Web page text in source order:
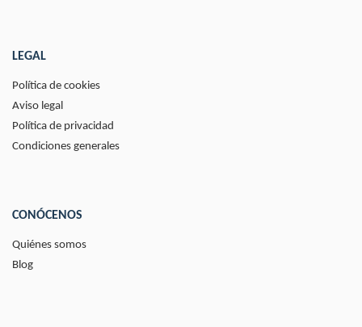
LEGAL
Política de cookies
Aviso legal
Política de privacidad
Condiciones generales
CONÓCENOS
Quiénes somos
Blog